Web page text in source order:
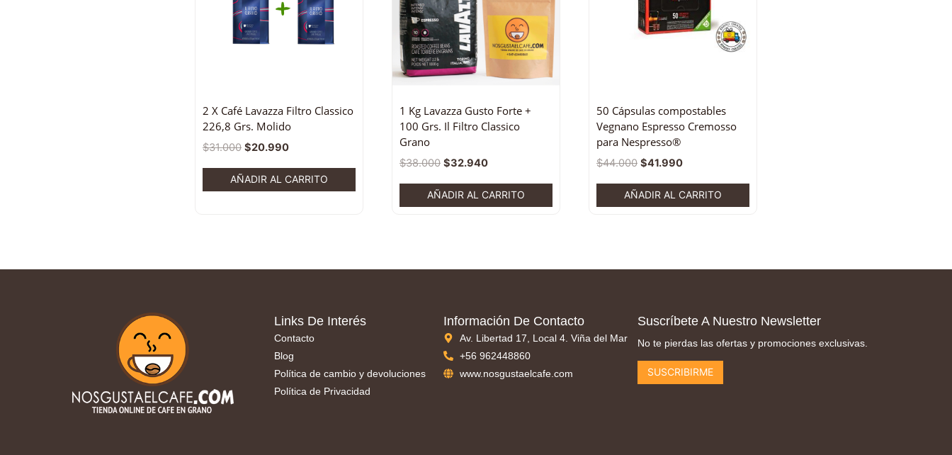
2 X Café Lavazza Filtro Classico
226,8 Grs. Molido
$31.000 $20.990
AÑADIR AL CARRITO
1 Kg Lavazza Gusto Forte +
100 Grs. Il Filtro Classico
Grano
$38.000 $32.940
AÑADIR AL CARRITO
50 Cápsulas compostables
Vegnano Espresso Cremosso
para Nespresso®
$44.000 $41.990
AÑADIR AL CARRITO
Links De Interés
Contacto
Blog
Política de cambio y devoluciones
Política de Privacidad
Información De Contacto
Av. Libertad 17, Local 4. Viña del Mar
+56 962448860
www.nosgustaelcafe.com
Suscríbete A Nuestro Newsletter
No te pierdas las ofertas y promociones exclusivas.
SUSCRIBIRME